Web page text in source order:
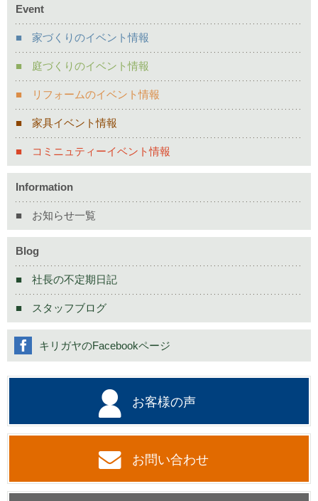
Event
家づくりのイベント情報
庭づくりのイベント情報
リフォームのイベント情報
家具イベント情報
コミニュティーイベント情報
Information
お知らせ一覧
Blog
社長の不定期日記
スタッフブログ
お客様の声
お問い合わせ
キリガヤのFacebookページ